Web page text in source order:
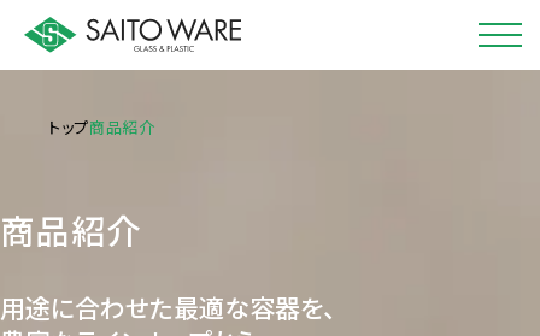
トップ商品紹介
商品紹介
用途に合わせた最適な容器を、